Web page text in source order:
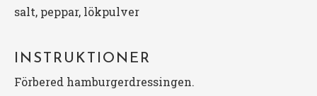
salt, peppar, lökpulver
INSTRUKTIONER
Förbered hamburgerdressingen.